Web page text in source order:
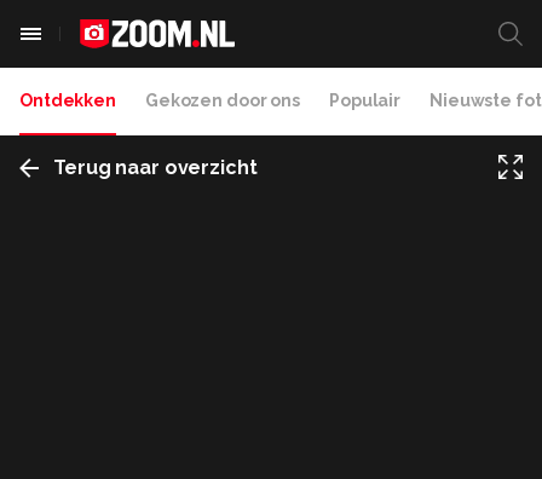
Ontdekken Gekozen door ons Populair Nieuwste
Terug naar overzicht